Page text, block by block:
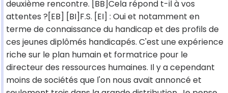
deuxième rencontre. [BB]Cela répond t-il à vos
attentes ?[EB] [BI]F.S. [EI] : Oui et notamment en
terme de connaissance du handicap et des profils de
ces jeunes diplômés handicapés. C'est une expérience
riche sur le plan humain et formatrice pour le
directeur des ressources humaines. Il y a cependant
moins de sociétés que l'on nous avait annoncé et